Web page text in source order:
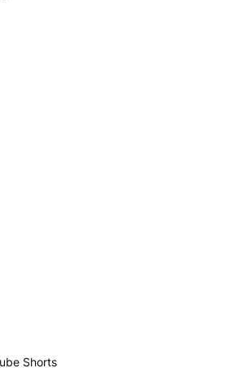
Shorts